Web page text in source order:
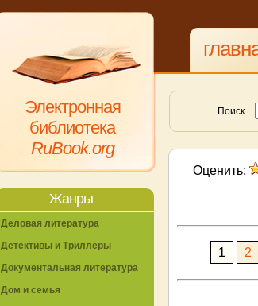
Электронная
библиотека
RuBook.org
Поиск
Оценить:
1 2
Жанры
Деловая литература
Детективы и Триллеры
Документальная литература
Дом и семья